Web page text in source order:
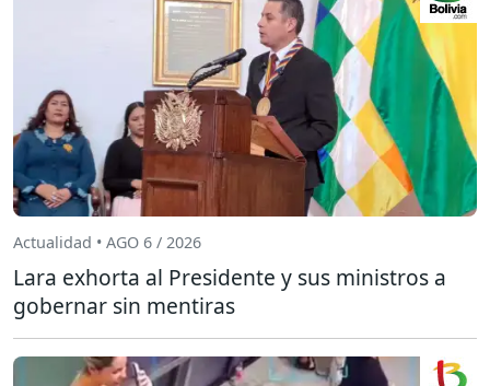
Actualidad • AGO 6 / 2026
Lara exhorta al Presidente y sus ministros a
gobernar sin mentiras